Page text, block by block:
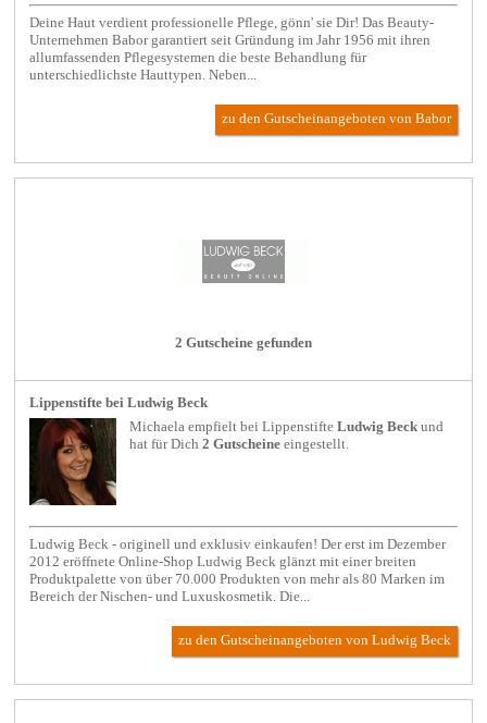
Deine Haut verdient professionelle Pflege, gönn' sie Dir! Das Beauty-
Unternehmen Babor garantiert seit Gründung im Jahr 1956 mit ihren
allumfassenden Pflegesystemen die beste Behandlung für
unterschiedlichste Hauttypen. Neben...
zu den Gutscheinangeboten von Babor
2 Gutscheine gefunden
Lippenstifte bei Ludwig Beck
Michaela empfielt beiLippenstifte Ludwig Beck und
hat für Dich2 Gutscheine eingestellt.
Ludwig Beck - originell und exklusiv einkaufen! Der erst im Dezember
2012 eröffnete Online-Shop Ludwig Beck glänzt mit einer breiten
Produktpalette von über 70.000 Produkten von mehr als 80 Marken im
Bereich der Nischen- und Luxuskosmetik. Die...
zu den Gutscheinangeboten von Ludwig Beck